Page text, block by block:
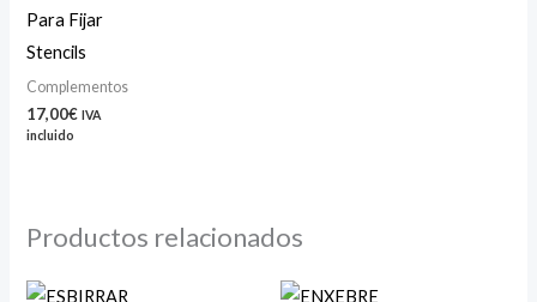
Para Fijar
Stencils
Complementos
17,00€ IVA
incluido
Productos relacionados